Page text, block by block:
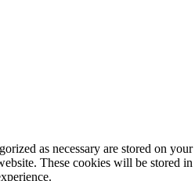
as necessary are stored on your
These cookies will be stored